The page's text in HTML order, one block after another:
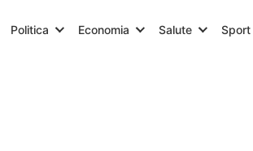
Politica Economia Salute Sport